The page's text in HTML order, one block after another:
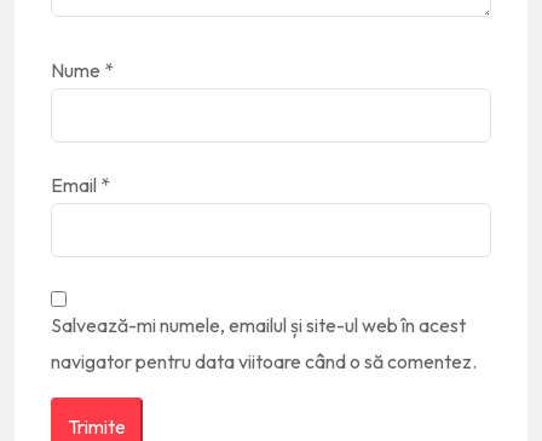
Nume *
Email *
Salvează-mi numele, emailul și site-ul web în acest
navigator pentru data viitoare când o să comentez.